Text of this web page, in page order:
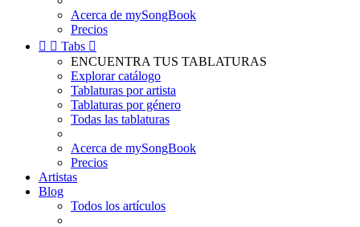
Acerca de mySongBook
Precios
  Tabs 
ENCUENTRA TUS TABLATURAS
Explorar catálogo
Tablaturas por artista
Tablaturas por género
Todas las tablaturas
Acerca de mySongBook
Precios
Artistas
Blog
Todos los artículos